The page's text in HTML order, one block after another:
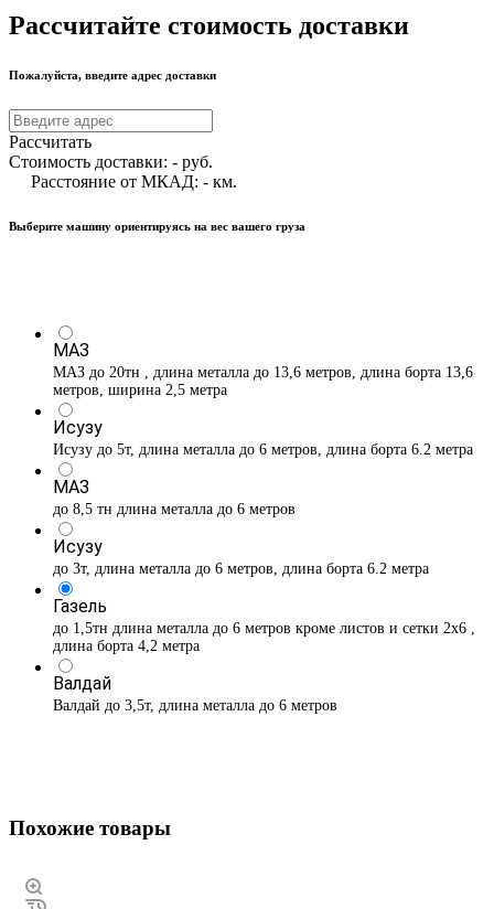
Рассчитайте стоимость доставки
Пожалуйста, введите адрес доставки
Рассчитать
Стоимость доставки: - руб.
Расстояние от МКАД: - км.
Выберите машину ориентируясь на вес вашего груза
МАЗ
МАЗ до 20тн , длина металла до 13,6 метров, длина борта 13,6
метров, ширина 2,5 метра
Исузу
Исузу до 5т, длина металла до 6 метров, длина борта 6.2 метра
МАЗ
до 8,5 тн длина металла до 6 метров
Исузу
до 3т, длина металла до 6 метров, длина борта 6.2 метра
Газель
до 1,5тн длина металла до 6 метров кроме листов и сетки 2х6 ,
длина борта 4,2 метра
Валдай
Валдай до 3,5т, длина металла до 6 метров
Похожие товары